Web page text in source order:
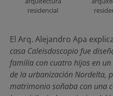
residencial
El Arq. Alejandro Apa
casa Caleisdoscopio fue
familia con cuatro hijos en
de la urbanización Nordelta,
matrimonio soñaba con una